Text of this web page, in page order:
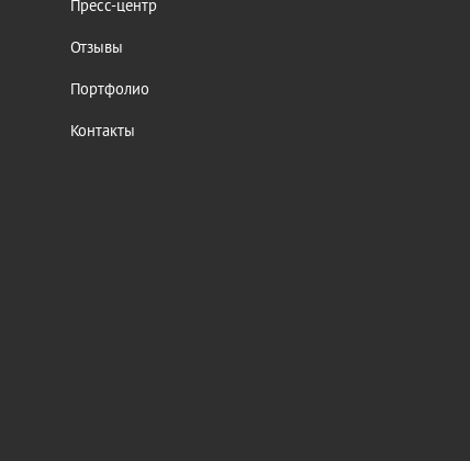
Пресс-центр
Отзывы
Портфолио
Контакты